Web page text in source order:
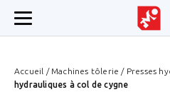
Accueil / Machines tôlerie / Presses
hydrauliques à col de cygne